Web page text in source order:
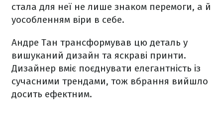
стала для неї не лише знаком перемоги, а й
уособленням віри в себе.
Андре Тан трансформував цю деталь у
вишуканий дизайн та яскраві принти.
Дизайнер вміє поєднувати елегантність із
сучасними трендами, тож вбрання вийшло
досить ефектним.